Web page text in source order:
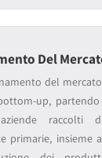
Del
del
up,
raccolti
primarie, insieme